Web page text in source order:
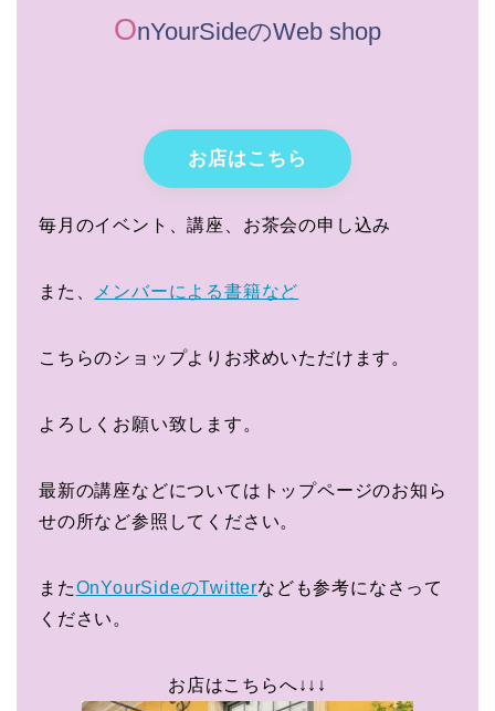
OnYourSideのWeb shop
お店はこちら
毎月のイベント、講座、お茶会の申し込み
また、 メンバーによる書籍など
こちらのショップよりお求めいただけます。
よろしくお願い致します。
最新の講座などについてはトップページのお知ら
せの所など参照してください。
またOnYourSideのTwitterなども参考になさって
ください。
お店はこちらへ↓↓↓